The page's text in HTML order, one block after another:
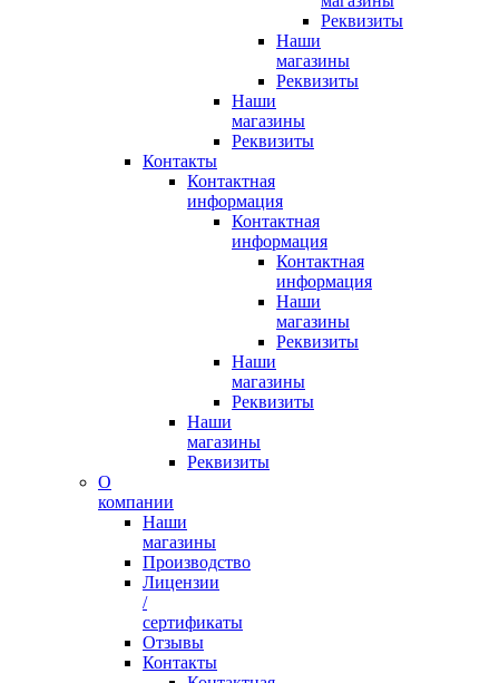
Реквизиты
Наши
магазины
Реквизиты
Наши
магазины
Реквизиты
Контакты
Контактная
информация
Контактная
информация
Контактная
информация
Наши
магазины
Реквизиты
Наши
магазины
Реквизиты
Наши
магазины
Реквизиты
О
компании
Наши
магазины
Производство
Лицензии
/
сертификаты
Отзывы
Контакты